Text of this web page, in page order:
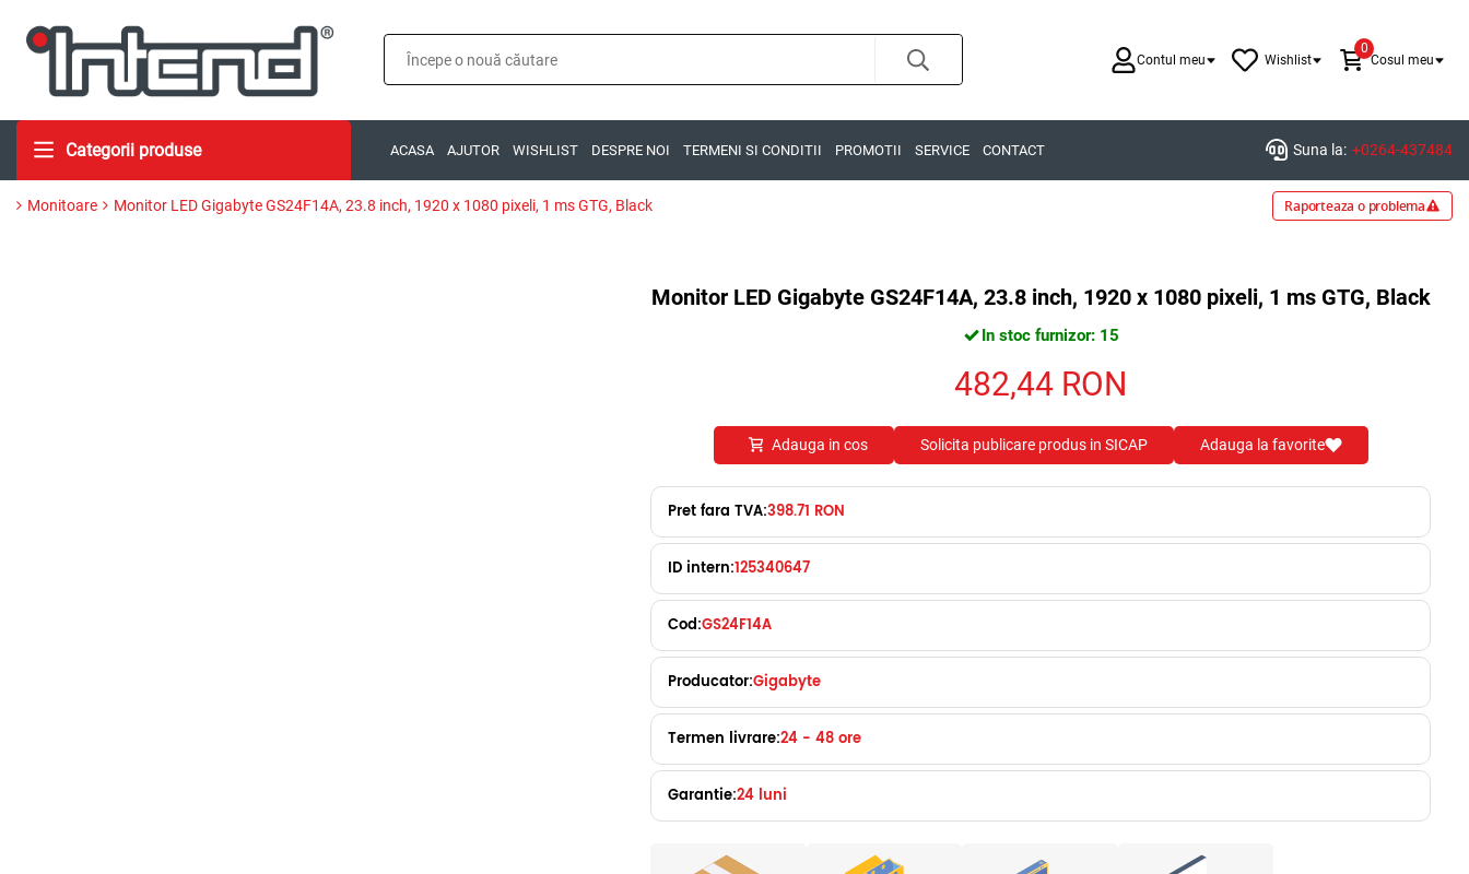
Contul meu Wishlist
0
Cosul meu
Categorii produse ACASA AJUTOR WISHLIST DESPRE NOI TERMENI SI CONDITII PROMOTII SERVICE CONTACT Suna la: +0264-437484
Monitoare Monitor LED Gigabyte GS24F14A, 23.8 inch, 1920 x 1080 pixeli, 1 ms GTG, Black Raporteaza o problema
Monitor LED Gigabyte GS24F14A, 23.8 inch, 1920 x 1080 pixeli, 1 ms GTG, Black
In stoc furnizor: 15
482,44 RON
Adauga in cos Solicita publicare produs in SICAP Adauga la favorite
Pret fara TVA:398.71 RON
ID intern:125340647
Cod:GS24F14A
Producator:Gigabyte
Termen livrare:24 - 48 ore
Garantie:24 luni